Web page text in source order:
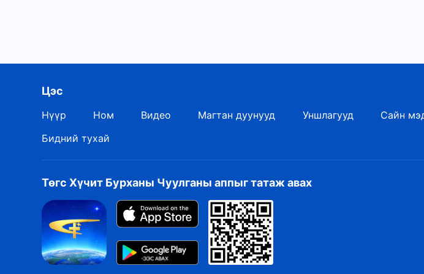
ёстой, тэд бүгд идэвхгүйгээр хүлээлгүй харин Ариун Сүнсээр хөдөлгөгдөхийг
өөрсдийгөө залбиралд сургах ажлыг санаатайгаар хийх ёстой. Зөвхөн тэр үед
эрж хайдаг хүмүүс болох болно.
Цэс
Нүүр Ном Видео Магтан дуунууд Уншлагууд Сайн
Бидний тухай
Төгс Хүчит Бурханы Чуулганы аппыг татаж авах